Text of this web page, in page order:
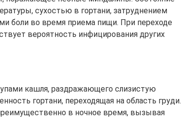
сухостью в гортани, затруднением
боли во время приема пищи. При переходе
вероятность инфицирования других
кашля, раздражающего слизистую
гортани, переходящая на область груди.
в ночное время, вызывая